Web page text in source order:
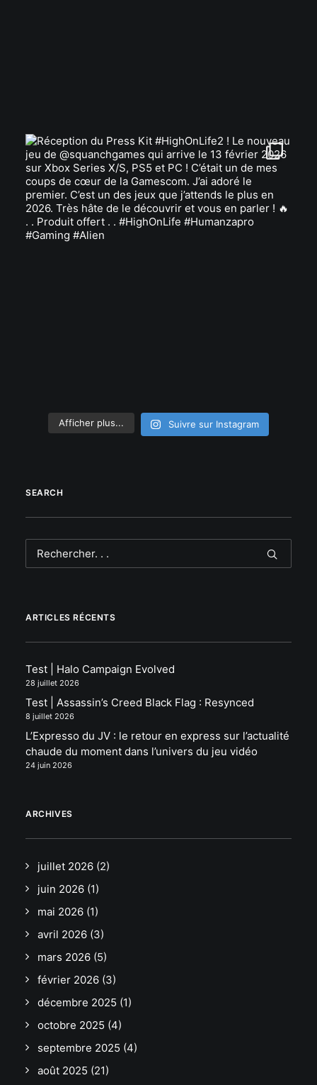
Afficher plus... Suivre sur Instagram
SEARCH
ARTICLES RÉCENTS
Test | Halo Campaign Evolved
28 juillet 2026
Test | Assassin’s Creed Black Flag : Resynced
8 juillet 2026
L’Expresso du JV : le retour en express sur l’actualité
chaude du moment dans l’univers du jeu vidéo
24 juin 2026
ARCHIVES
juillet 2026 (2)
juin 2026 (1)
mai 2026 (1)
avril 2026 (3)
mars 2026 (5)
février 2026 (3)
décembre 2025 (1)
octobre 2025 (4)
septembre 2025 (4)
août 2025 (21)